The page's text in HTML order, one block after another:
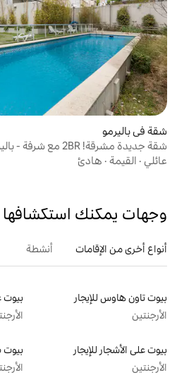
أنشطة
بيوت عطلات للإيجار
الأرجنتين
بيوت صغيرة للإيجار
الأرجنتين